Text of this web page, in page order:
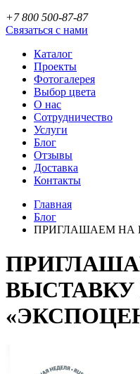
+7 800 500-87-87
Связаться с нами
Каталог
Проекты
Фотогалерея
Выбор цвета
О нас
Сотрудничество
Услуги
Блог
Отзывы
Доставка
Контакты
Главная
Блог
ПРИГЛАШАЕМ НА
ВЫСТАВКУ